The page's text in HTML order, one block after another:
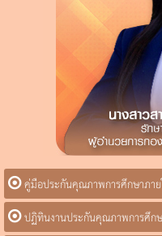
คู่มือประกันคุณภาพการศึกษาภา
ปฏิทินงานประกันคุณภาพการศึก